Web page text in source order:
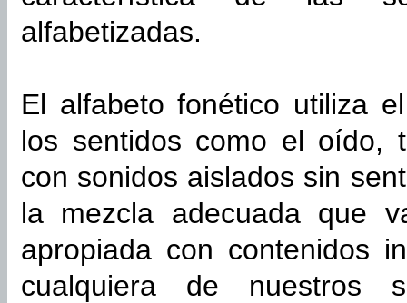
alfabetizadas.
El alfabeto fonético utiliza
los sentidos como el oído,
con sonidos aislados sin
la mezcla adecuada que
apropiada con contenidos
cualquiera de nuestros